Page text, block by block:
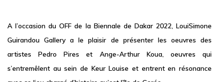
A l’occasion du OFF de la Biennale de Dakar 2022, LouiSimone
Guirandou Gallery a le plaisir de présenter les oeuvres des
artistes Pedro Pires et Ange-Arthur Koua, oeuvres qui
s’entremêlent au sein de Keur Louise et entrent en résonance